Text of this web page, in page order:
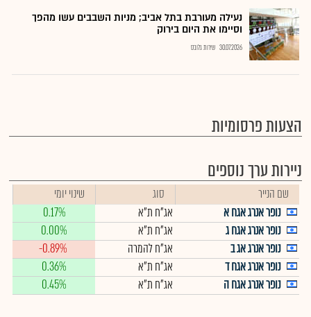
נעילה מעורבת בתל אביב; מניות השבבים עשו מהפך
וסיימו את היום בירוק
30.07.2026 שירות גלובס
הצעות פרסומיות
ניירות ערך נוספים
שם הנייר סוג
שינוי יומי
נופר אנרג אגח א
אג"ח ת"א
0.17%
נופר אנרג אגח ג
אג"ח ת"א
0.00%
נופר אנרג אג ב
אג"ח להמרה
-0.89%
נופר אנרג אגח ד
אג"ח ת"א
0.36%
נופר אנרג אגח ה
אג"ח ת"א 0.45%